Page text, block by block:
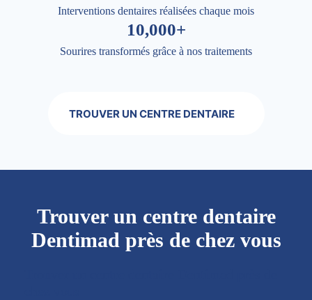
Interventions dentaires réalisées chaque mois
10,000+
Sourires transformés grâce à nos traitements
TROUVER UN CENTRE DENTAIRE
Trouver un centre dentaire
Dentimad près de chez vous